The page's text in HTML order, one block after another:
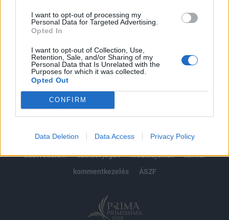
I want to opt-out of processing my
Personal Data for Targeted Advertising.
Opted In
I want to opt-out of Collection, Use,
Retention, Sale, and/or Sharing of my
Personal Data that Is Unrelated with the
Purposes for which it was collected.
Opted Out
CONFIRM
Data Deletion Data Access Privacy Policy
impresszum
jogi nyilatkozat
süti beállítások
adatvédelem
szerzői jogok médiaajánlat
karrier
kommentkezelés
ÁSZF